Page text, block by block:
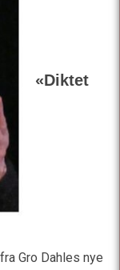
«Diktet
Gro Dahles nye